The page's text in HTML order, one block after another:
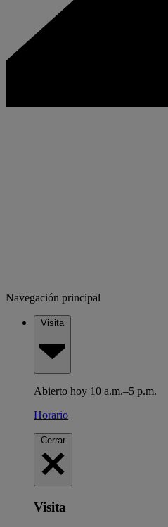
Navegación principal
Visita
Abierto hoy 10 a.m.–5 p.m.
Horario
Cerrar
Visita